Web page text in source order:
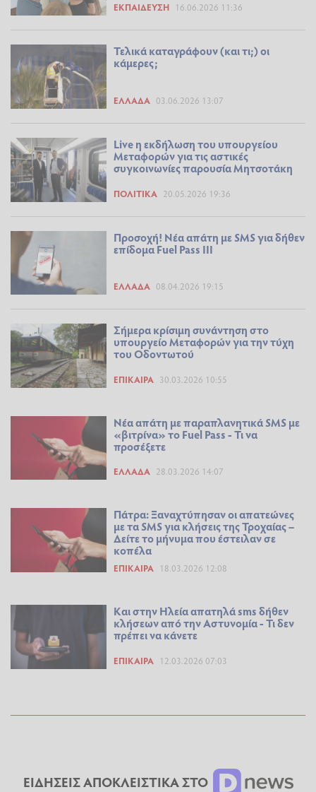
ΕΚΠΑΊΔΕΥΣΗ 16.06.2026 11:36
Τελικά καταγράφουν (και τι;) οι
κάμερες;
ΕΛΛΆΔΑ 03.06.2026 13:07
Live η εκδήλωση του υπουργείου
Μεταφορών για τις αστικές
συγκοινωνίες παρουσία Μητσοτάκη
ΠΟΛΙΤΙΚΆ 20.05.2026 19:36
Προσοχή! Νέα απάτη με SMS για δήθεν
επίδομα Fuel Pass III
ΕΛΛΆΔΑ 08.04.2026 19:15
Σήμερα κρίσιμη συνάντηση στο
υπουργείο Μεταφορών για την τύχη
του Οδοντωτού
ΕΠΊΚΑΙΡΑ 30.03.2026 10:55
Νέα απάτη με παραπλανητικά SMS με
«βιτρίνα» το Fuel Pass - Τι να
προσέξετε
ΕΛΛΆΔΑ 28.03.2026 14:07
Πάτρα: Ξαναχτύπησαν οι απατεώνες
με τα SMS για κλήσεις της Τροχαίας –
Δείτε το μήνυμα που έστειλαν σε
κοπέλα
ΕΠΊΚΑΙΡΑ 18.03.2026 12:08
Και στην Ηλεία απατηλά sms δήθεν
κλήσεων από την Αστυνομία - Τι δεν
πρέπει να κάνετε
ΕΠΊΚΑΙΡΑ 12.03.2026 07:03
ΕΙΔΗΣΕΙΣ ΑΠΟΚΛΕΙΣΤΙΚΑ ΣΤΟ